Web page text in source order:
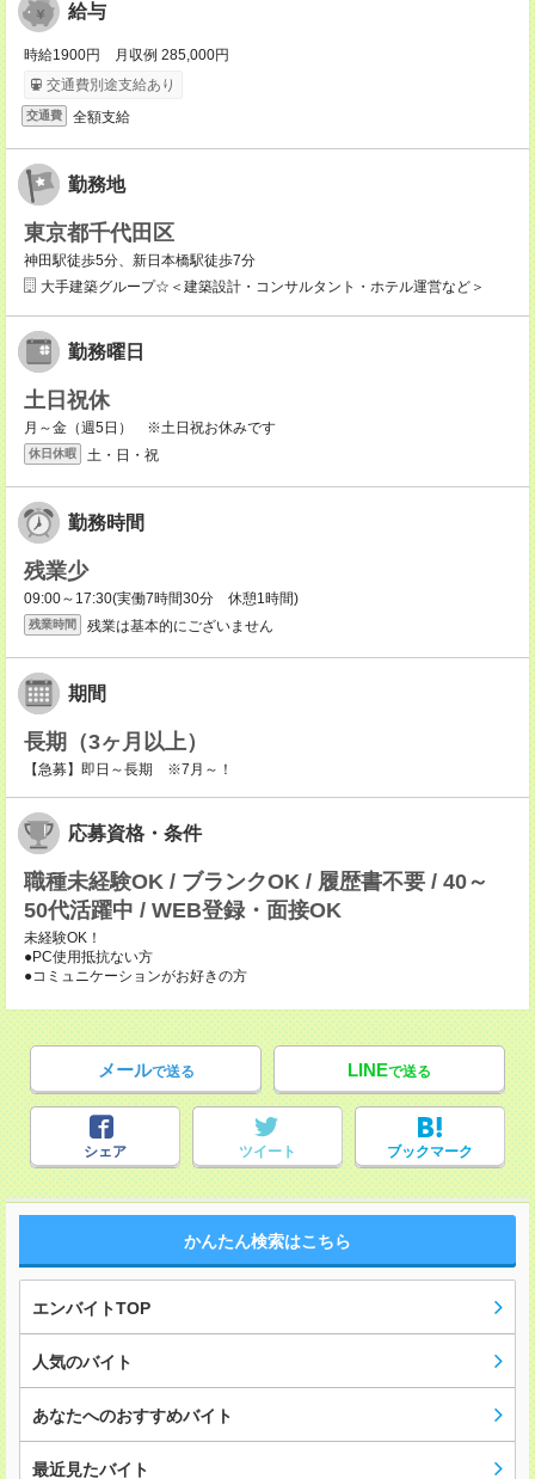
給与
時給1900円 月収例 285,000円
交通費別途支給あり
交通費 全額支給
勤務地
東京都千代田区
神田駅徒歩5分、新日本橋駅徒歩7分
大手建築グループ☆＜建築設計・コンサルタント・ホテル運営など＞
勤務曜日
土日祝休
月～金（週5日） ※土日祝お休みです
休日休暇 土・日・祝
勤務時間
残業少
09:00～17:30(実働7時間30分 休憩1時間)
残業時間 残業は基本的にございません
期間
長期（3ヶ月以上）
【急募】即日～長期 ※7月～！
応募資格・条件
職種未経験OK / ブランクOK / 履歴書不要 / 40～
50代活躍中 / WEB登録・面接OK
未経験OK！
●PC使用抵抗ない方
●コミュニケーションがお好きの方
メールで送る LINEで送る
シェア ツイート ブックマーク
かんたん検索はこちら
エンバイトTOP
人気のバイト
あなたへのおすすめバイト
最近見たバイト